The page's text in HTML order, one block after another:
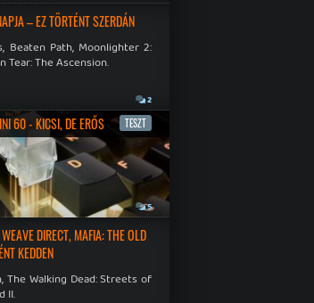
– EZ TÖRTÉNT SZERDÁN
Beaten Path, Moonlighter 2:
Tear: The Ascension.
2
60 - KICSI, DE ERŐS TESZT
5
DIRECT, MAFIA: THE OLD
KEDDEN
The Walking Dead: Streets of
II.